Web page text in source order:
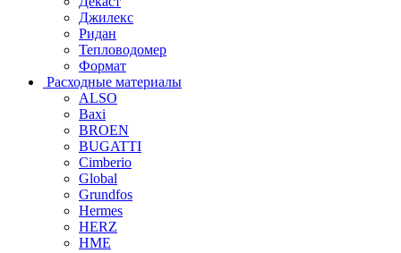
Джилекс
Ридан
Тепловодомер
Формат
Расходные материалы
ALSO
Baxi
BROEN
BUGATTI
Cimberio
Global
Grundfos
Hermes
HERZ
HME